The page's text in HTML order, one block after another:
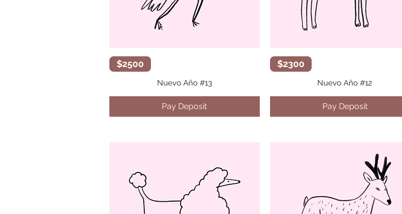
$2500
Nuevo Año #13
Pay Deposit
$2300
Nuevo Año #12
Pay Deposit